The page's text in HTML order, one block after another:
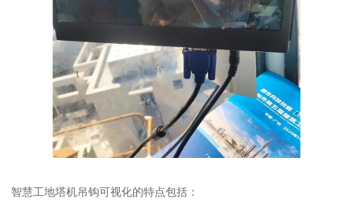
智慧工地塔机吊钩可视化的特点包括：